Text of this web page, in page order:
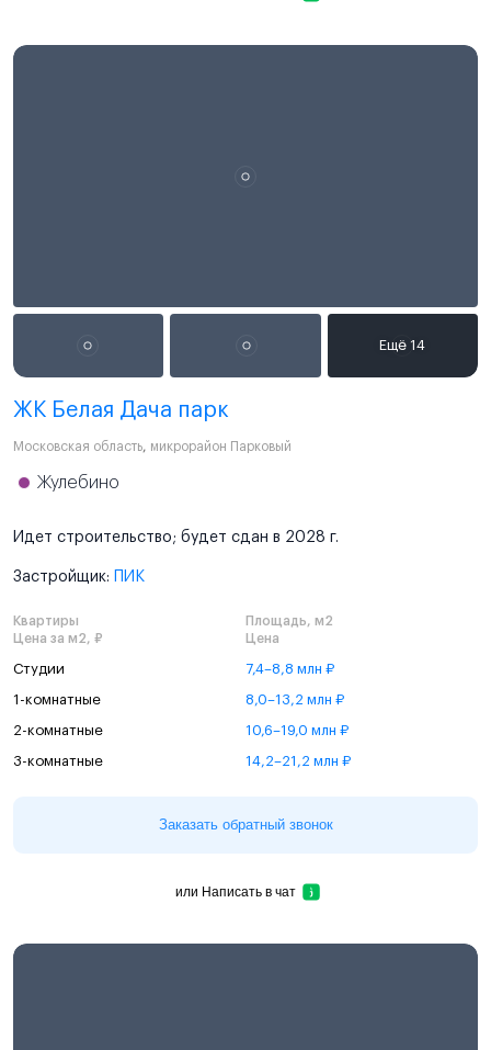
ЖК Белая Дача парк
Московская область, микрорайон Парковый
Жулебино
Идет строительство; будет сдан в 2028 г.
Застройщик: ПИК
Квартиры
Площадь, м2
Цена за м2, ₽
Цена
Студии 7,4–8,8 млн ₽
1-комнатные 8,0–13,2 млн ₽
2-комнатные 10,6–19,0 млн ₽
3-комнатные 14,2–21,2 млн ₽
Заказать обратный звонок
или Написать в чат